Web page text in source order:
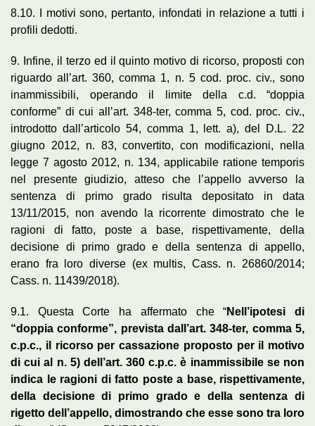
8.10. I motivi sono, pertanto, infondati in relazione a tutti i
profili dedotti.
9. Infine, il terzo ed il quinto motivo di ricorso, proposti con
riguardo all’art. 360, comma 1, n. 5 cod. proc. civ., sono
inammissibili, operando il limite della c.d. “doppia
conforme” di cui all’art. 348-ter, comma 5, cod. proc. civ.,
introdotto dall’articolo 54, comma 1, lett. a), del D.L. 22
giugno 2012, n. 83, convertito, con modificazioni, nella
legge 7 agosto 2012, n. 134, applicabile ratione temporis
nel presente giudizio, atteso che l’appello avverso la
sentenza di primo grado risulta depositato in data
13/11/2015, non avendo la ricorrente dimostrato che le
ragioni di fatto, poste a base, rispettivamente, della
decisione di primo grado e della sentenza di appello,
erano fra loro diverse (ex multis, Cass. n. 26860/2014;
Cass. n. 11439/2018).
9.1. Questa Corte ha affermato che “Nell’ipotesi di
“doppia conforme”, prevista dall’art. 348-ter, comma 5,
c.p.c., il ricorso per cassazione proposto per il motivo
di cui al n. 5) dell’art. 360 c.p.c. è inammissibile se non
indica le ragioni di fatto poste a base, rispettivamente,
della decisione di primo grado e della sentenza di
rigetto dell’appello, dimostrando che esse sono tra loro